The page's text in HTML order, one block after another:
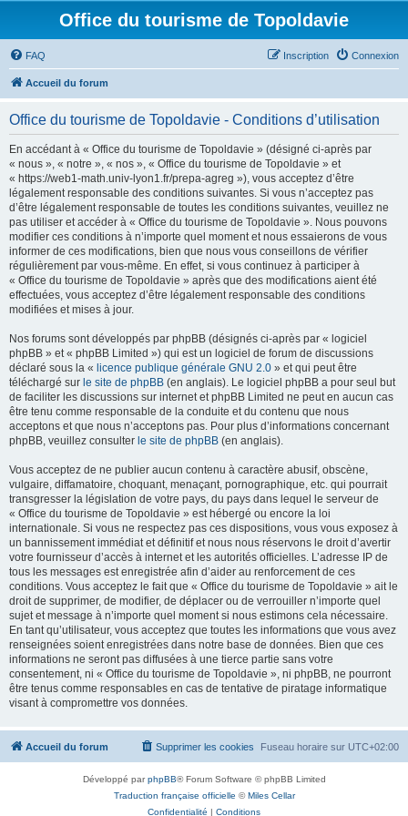
Office du tourisme de Topoldavie
FAQ Connexion
Inscription
Accueil du forum
Office du tourisme de Topoldavie - Conditions d’utilisation
En accédant à « Office du tourisme de Topoldavie » (désigné ci-après par
« nous », « notre », « nos », « Office du tourisme de Topoldavie » et
« https://web1-math.univ-lyon1.fr/prepa-agreg »), vous acceptez d’être
légalement responsable des conditions suivantes. Si vous n’acceptez pas
d’être légalement responsable de toutes les conditions suivantes, veuillez ne
pas utiliser et accéder à « Office du tourisme de Topoldavie ». Nous pouvons
modifier ces conditions à n’importe quel moment et nous essaierons de vous
informer de ces modifications, bien que nous vous conseillons de vérifier
régulièrement par vous-même. En effet, si vous continuez à participer à
« Office du tourisme de Topoldavie » après que des modifications aient été
effectuées, vous acceptez d’être légalement responsable des conditions
modifiées et mises à jour.
Nos forums sont développés par phpBB (désignés ci-après par « logiciel
phpBB » et « phpBB Limited ») qui est un logiciel de forum de discussions
déclaré sous la « licence publique générale GNU 2.0 » et qui peut être
téléchargé sur le site de phpBB (en anglais). Le logiciel phpBB a pour seul but
de faciliter les discussions sur internet et phpBB Limited ne peut en aucun cas
être tenu comme responsable de la conduite et du contenu que nous
acceptons et que nous n’acceptons pas. Pour plus d’informations concernant
phpBB, veuillez consulter le site de phpBB (en anglais).
Vous acceptez de ne publier aucun contenu à caractère abusif, obscène,
vulgaire, diffamatoire, choquant, menaçant, pornographique, etc. qui pourrait
transgresser la législation de votre pays, du pays dans lequel le serveur de
« Office du tourisme de Topoldavie » est hébergé ou encore la loi
internationale. Si vous ne respectez pas ces dispositions, vous vous exposez à
un bannissement immédiat et définitif et nous nous réservons le droit d’avertir
votre fournisseur d’accès à internet et les autorités officielles. L’adresse IP de
tous les messages est enregistrée afin d’aider au renforcement de ces
conditions. Vous acceptez le fait que « Office du tourisme de Topoldavie » ait le
droit de supprimer, de modifier, de déplacer ou de verrouiller n’importe quel
sujet et message à n’importe quel moment si nous estimons cela nécessaire.
En tant qu’utilisateur, vous acceptez que toutes les informations que vous avez
renseignées soient enregistrées dans notre base de données. Bien que ces
informations ne seront pas diffusées à une tierce partie sans votre
consentement, ni « Office du tourisme de Topoldavie », ni phpBB, ne pourront
être tenus comme responsables en cas de tentative de piratage informatique
visant à compromettre vos données.
Accueil du forum Fuseau horaire sur UTC+02:00
Supprimer les cookies
Développé parphpBB® Forum Software © phpBB Limited
Traduction française officielle ©Miles Cellar
Confidentialité | Conditions